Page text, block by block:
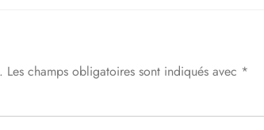
Les champs obligatoires sont indiqués avec *